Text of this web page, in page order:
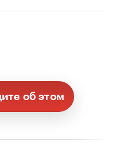
об этом